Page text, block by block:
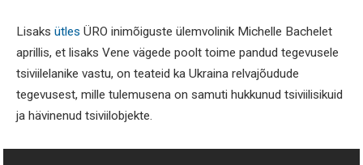
Lisaks ütles ÜRO inimõiguste ülemvolinik Michelle Bachelet
aprillis, et lisaks Vene vägede poolt toime pandud tegevusele
tsiviilelanike vastu, on teateid ka Ukraina relvajõudude
tegevusest, mille tulemusena on samuti hukkunud tsiviilisikuid
ja hävinenud tsiviilobjekte.